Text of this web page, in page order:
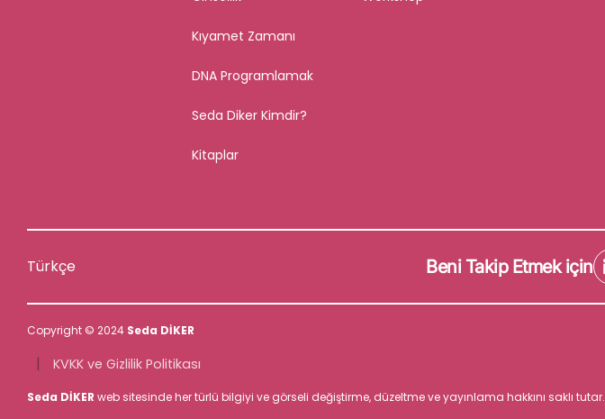
Kıyamet Zamanı
DNA Programlamak
Seda Diker Kimdir?
Kitaplar
Türkçe Beni Takip Etmek için
Copyright © 2024 Seda DİKER
| KVKK ve Gizlilik Politikası
Seda DİKER web sitesinde her türlü bilgiyi ve görseli değiştirme, düzeltme ve yayınlama hakkını saklı tutar.